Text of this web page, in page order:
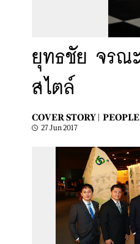
ยุทธชัย จรณ
สไตล์
COVER STORY | PEOPLE
27 Jun 2017